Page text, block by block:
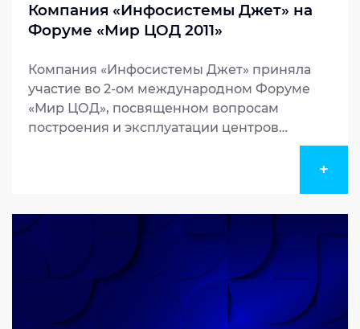
Компания «Инфосистемы Джет» на
Форуме «Мир ЦОД 2011»
Компания «Инфосистемы Джет» приняла
участие во 2-ом международном Форуме
«Мир ЦОД», посвященном вопросам
построения и эксплуатации центров
заказчикам...
+